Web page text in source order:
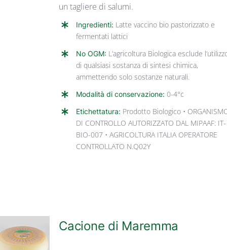
un tagliere di salumi.
Ingredienti: Latte vaccino bio pastorizzato e
fermentati lattici
No OGM: L’agricoltura Biologica esclude
di qualsiasi sostanza di sintesi chimica,
ammettendo solo sostanze naturali.
Modalità di conservazione: 0-4°c
Etichettatura: Prodotto Biologico •
DI CONTROLLO AUTORIZZATO DAL MIPAAF: IT-
BIO-007 • AGRICOLTURA ITALIA OPERATORE
CONTROLLATO N.Q02Y
DETTAGLI
Cacione di Maremma